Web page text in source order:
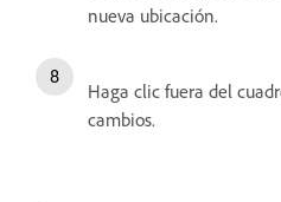
nueva ubicación.
Haga clic fuera del
cambios.